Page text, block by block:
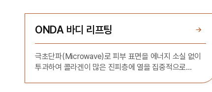
ONDA 바디 리프팅
극초단파(Microwave)로 피부 표면을 에너지 소실 없이
투과하여 콜라겐이 많은 진피층에 열을 집중적으로